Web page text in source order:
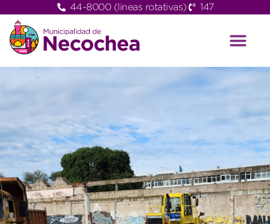
44-8000 (lineas rotativas) 147